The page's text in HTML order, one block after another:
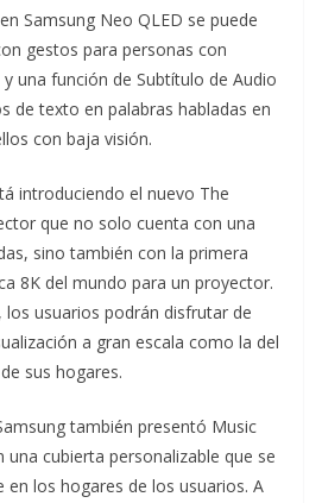
Samsung Neo QLED se puede
gestos para personas con
una función de Subtítulo de Audio
de texto en palabras habladas en
con baja visión.
introduciendo el nuevo The
que no solo cuenta con una
sino también con la primera
8K del mundo para un proyector.
los usuarios podrán disfrutar de
a gran escala como la del
sus hogares.
también presentó Music
una cubierta personalizable que se
los hogares de los usuarios. A